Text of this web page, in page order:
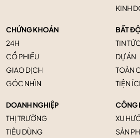
KINH
CHỨNG KHOÁN
24H
CỔ PHIẾU
GIAO DỊCH
GÓC NHÌN
BẤT
TIN TỨC
DỰ ÁN
TOÀN
TIỆN
DOANH NGHIỆP
THỊ TRƯỜNG
TIÊU DÙNG
CÔNG
XU
SẢN